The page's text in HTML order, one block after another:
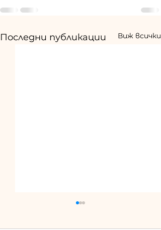
Последни публикации Виж всички